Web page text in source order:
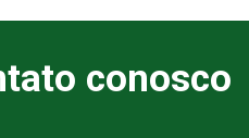
conosco